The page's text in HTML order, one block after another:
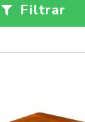
Filtrar